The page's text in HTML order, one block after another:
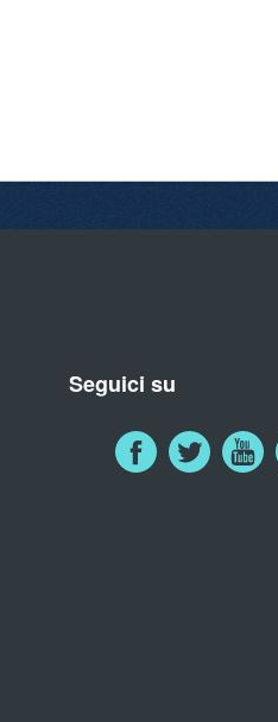
Seguici su